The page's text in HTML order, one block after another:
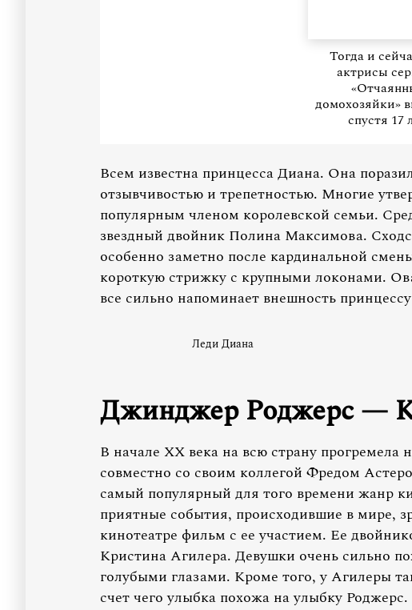
Тогда и
актрисы
домохозяйки»
спустя 17
Всем известна принцесса Диана. Она
отзывчивостью и трепетностью. Многие
популярным членом королевской семьи.
звездный двойник Полина Максимова.
особенно заметно после кардинальной
короткую стрижку с крупными локонами.
все сильно напоминает внешность
Леди Диана
Джинджер Роджерс —
В начале ‎XX века на всю страну
совместно со своим коллегой Фредом
самый популярный для того времени жанр
приятные события, происходившие в мире,
кинотеатре фильм с ее участием. Ее
Кристина Агилера. Девушки очень сильно
голубыми глазами. Кроме того, у Агилеры
счет чего улыбка похожа на улыбку Роджерс.